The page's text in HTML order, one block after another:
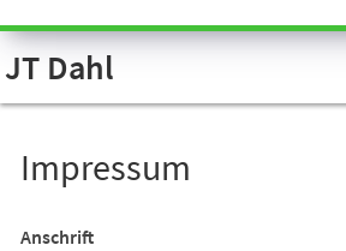
Visuelle
Assistenzsoftware
öffnen.
JT Dahl
Impressum
Anschrift